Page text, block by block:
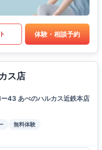
体験・相談予約
ス店
43 あべのハルカス近鉄本店
無料体験